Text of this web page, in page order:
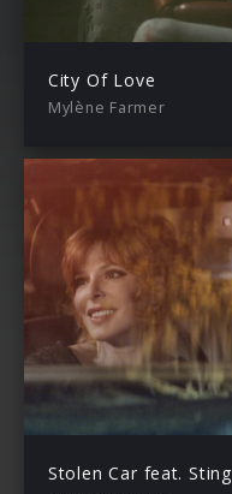
City Of Love
Mylène Farmer
Stolen Car feat. Sting